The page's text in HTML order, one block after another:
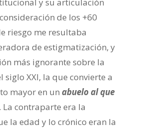
de los +60
riesgo me resultaba
de estigmatización, y
más ignorante sobre la
siglo XXI, la que convierte a
mayor en un abuelo al que
La contraparte era la
la edad y lo crónico eran la